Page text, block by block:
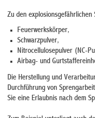
Zu den
Feuerwerkskörper,
Schwarzpulver,
Nitrocellulosepulver (NC-
Airbag- und
Die Herstellung und
Durchführung von
Sie eine Erlaubnis nach dem